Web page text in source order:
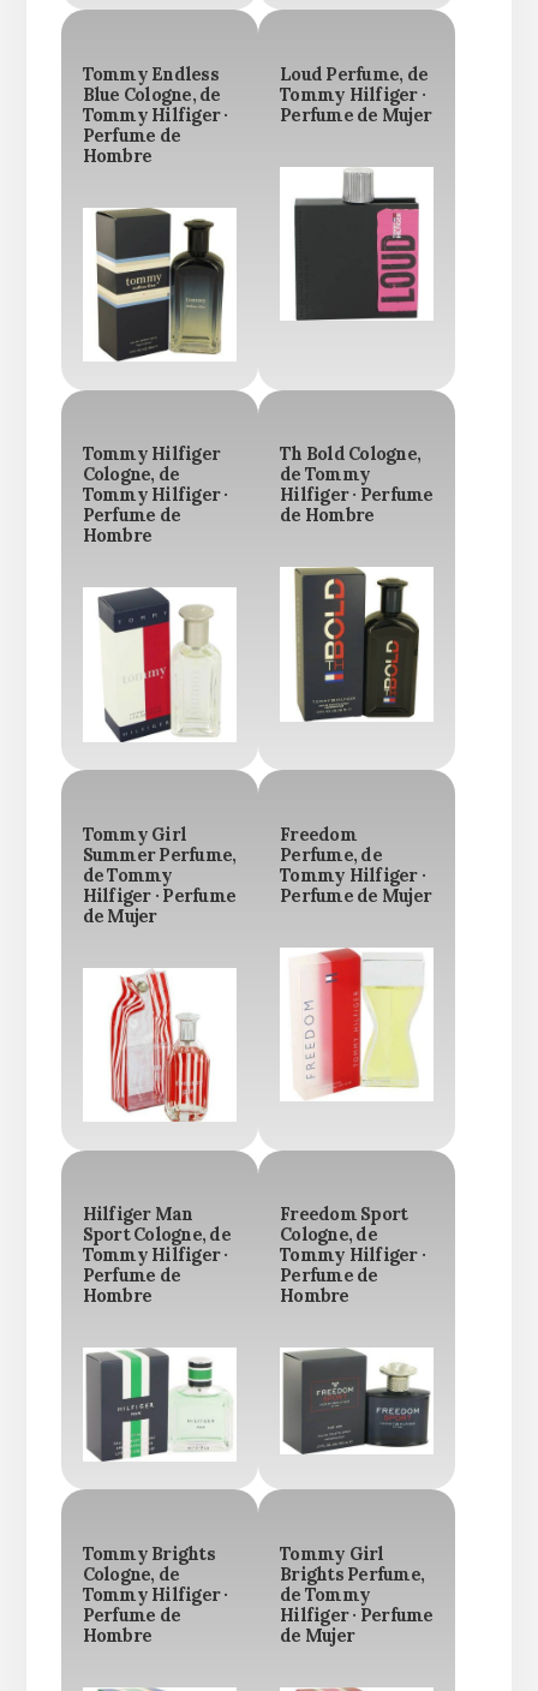
Tommy Endless
Blue Cologne, de
Tommy Hilfiger ·
Perfume de
Hombre
Loud Perfume, de
Tommy Hilfiger ·
Perfume de Mujer
Tommy Hilfiger
Cologne, de
Tommy Hilfiger ·
Perfume de
Hombre
Th Bold Cologne,
de Tommy
Hilfiger · Perfume
de Hombre
Tommy Girl
Summer Perfume,
de Tommy
Hilfiger · Perfume
de Mujer
Freedom
Perfume, de
Tommy Hilfiger ·
Perfume de Mujer
Hilfiger Man
Sport Cologne, de
Tommy Hilfiger ·
Perfume de
Hombre
Freedom Sport
Cologne, de
Tommy Hilfiger ·
Perfume de
Hombre
Tommy Brights
Cologne, de
Tommy Hilfiger ·
Perfume de
Hombre
Tommy Girl
Brights Perfume,
de Tommy
Hilfiger · Perfume
de Mujer